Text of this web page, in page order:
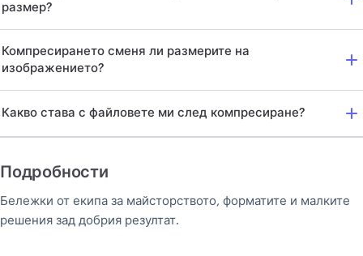
размер?
Компресирането сменя ли размерите на
изображението?
Какво става с файловете ми след компресиране?
Подробности
Бележки от екипа за майсторството, форматите и малките
решения зад добрия резултат.